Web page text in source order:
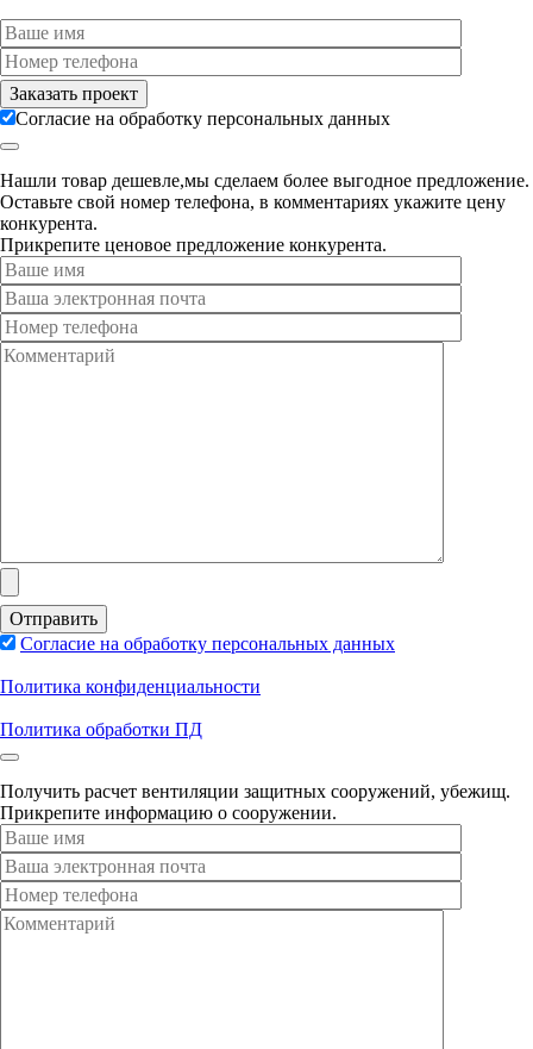
Согласие на обработку персональных данных
Нашли товар дешевле,мы сделаем более выгодное предложение.
Оставьте свой номер телефона, в комментариях укажите цену
конкурента.
Прикрепите ценовое предложение конкурента.
Согласие на обработку персональных данных
Политика конфиденциальности
Политика обработки ПД
Получить расчет вентиляции защитных сооружений, убежищ.
Прикрепите информацию о сооружении.